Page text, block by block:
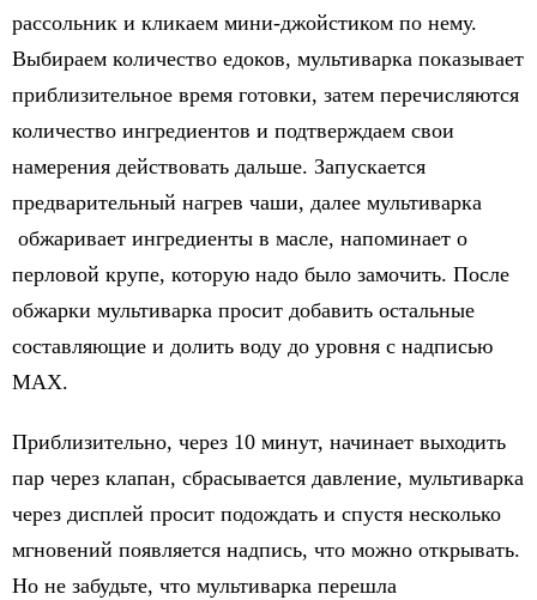
рассольник и кликаем мини-джойстиком по нему.
Выбираем количество едоков, мультиварка показывает
приблизительное время готовки, затем перечисляются
количество ингредиентов и подтверждаем свои
намерения действовать дальше. Запускается
предварительный нагрев чаши, далее мультиварка
обжаривает ингредиенты в масле, напоминает о
перловой крупе, которую надо было замочить. После
обжарки мультиварка просит добавить остальные
составляющие и долить воду до уровня с надписью
МАХ.
Приблизительно, через 10 минут, начинает выходить
пар через клапан, сбрасывается давление, мультиварка
через дисплей просит подождать и спустя несколько
мгновений появляется надпись, что можно открывать.
Но не забудьте, что мультиварка перешла